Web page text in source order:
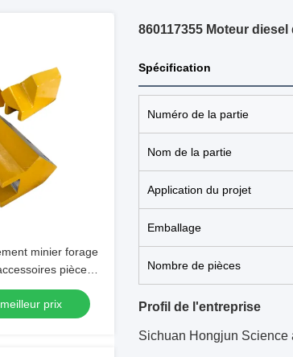
minier forage
pièces
413480383
prix
860117355 Moteur
Spécification
Numéro de la partie
Nom de la partie
Application du projet
Emballage
Nombre de pièces
Profil de l'entreprise
Sichuan Hongjun Science